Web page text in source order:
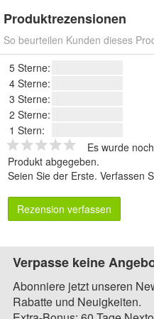
Produktrezensionen
So beurteilen Kunden dieses
5 Sterne:
4 Sterne:
3 Sterne:
2 Sterne:
1 Stern:
Es wurde
Produkt abgegeben.
Seien Sie der Erste. Verfassen
Rezension verfassen
Verpasse keine
Abonniere jetzt unseren
Rabatte und Neuigkeiten.